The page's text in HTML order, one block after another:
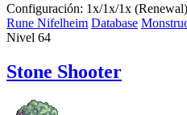
Configuración: 1x/1x/1x
Rune Nifelheim Database
Nivel 64
Stone Shooter